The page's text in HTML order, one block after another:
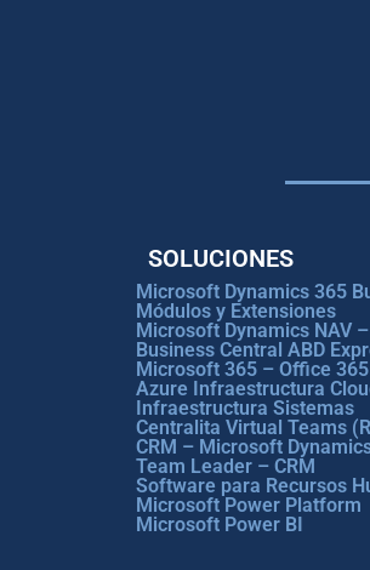
SOLUCIONES
Microsoft Dynamics 365
Módulos y Extensiones
Microsoft Dynamics NAV
Business Central ABD
Microsoft 365 – Office 365
Azure Infraestructura
Infraestructura Sistemas
Centralita Virtual Teams
CRM – Microsoft
Team Leader – CRM
Software para Recursos
Microsoft Power Platform
Microsoft Power BI